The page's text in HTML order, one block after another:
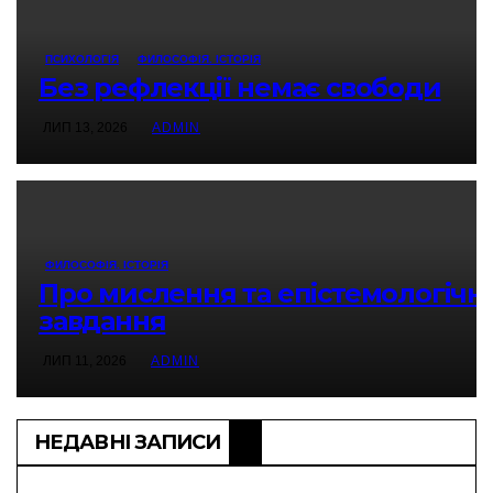
ПСИХОЛОГІЯ ФИЛОСОФІЯ. ІСТОРІЯ
Без рефлекції немає свободи
ЛИП 13, 2026 ADMIN
ФИЛОСОФІЯ. ІСТОРІЯ
Про мислення та епістемологічні
завдання
ADMIN
НЕДАВНІ ЗАПИСИ